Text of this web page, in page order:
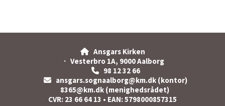
Ansgars Kirken
· Vesterbro 1A, 9000 Aalborg
98 12 32 66

ansgars.sognaalborg@km.dk (kontor)
8365@km.dk (menighedsrådet)
CVR: 23 66 64 13 • EAN: 5798000857315